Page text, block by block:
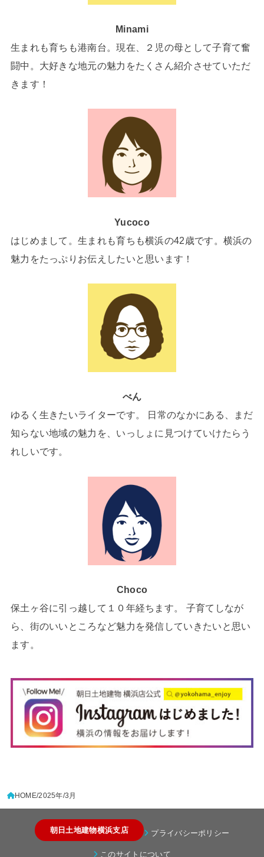
Minami
生まれも育ちも港南台。現在、２児の母として子育て奮
闘中。大好きな地元の魅力をたくさん紹介させていただ
きます！
Yucoco
はじめまして。生まれも育ちも横浜の42歳です。横浜の
魅力をたっぷりお伝えしたいと思います！
べん
ゆるく生きたいライターです。 日常のなかにある、まだ
知らない地域の魅力を、いっしょに見つけていけたらう
れしいです。
Choco
保土ヶ谷に引っ越して１０年経ちます。 子育てしなが
ら、街のいいところなど魅力を発信していきたいと思い
ます。
HOME 2025年 3月
朝日土地建物横浜支店 プライバシーポリシー
このサイトについて